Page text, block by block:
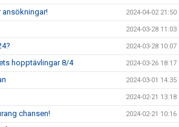
2024-04-02 21:50
2024-03-28 11:03
2024-03-28 10:07
hopptävlingar 8/4 2024-03-26 18:17
2024-03-01 14:35
2024-02-21 13:18
chansen! 2024-02-21 10:16